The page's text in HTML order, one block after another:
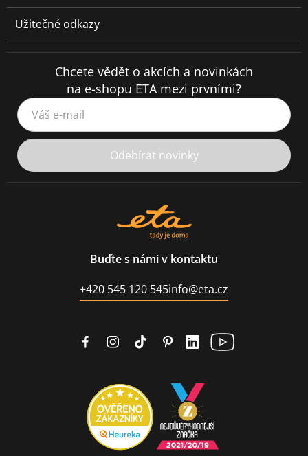
Užitečné odkazy
Chcete vědět o akcích a novinkách
na e-shopu ETA mezi prvními?
Váš e-mail
Odebírat novinky
Buďte s námi v kontaktu
+420 545 120 545info@eta.cz